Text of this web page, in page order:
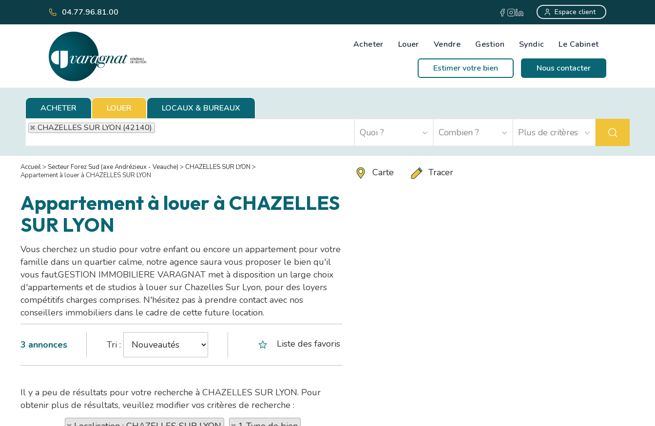
04.77.96.81.00
Estimer votre bien Nous contacter
Espace client
Acheter Louer Vendre Gestion Syndic Le Cabinet
ACHETER LOUER
LOCAUX & BUREAUX
CHAZELLES SUR LYON (42140)
Carte Tracer
Accueil> Secteur Forez Sud (axe Andrézieux - Veauche) > CHAZELLES SUR LYON >
Appartement à louer à CHAZELLES SUR LYON
Appartement à louer à CHAZELLES
SUR LYON
Vous cherchez un studio pour votre enfant ou encore un appartement pour votre
famille dans un quartier calme, notre agence saura vous proposer le bien qu'il
vous faut.GESTION IMMOBILIERE VARAGNAT met à disposition un large choix
d'appartements et de studios à louer sur Chazelles Sur Lyon, pour des loyers
compétitifs charges comprises. N'hésitez pas à prendre contact avec nos
conseillers immobiliers dans le cadre de cette future location.
3 annonces Tri : Liste des favoris
Il y a peu de résultats pour votre recherche à CHAZELLES SUR LYON. Pour
obtenir plus de résultats, veuillez modifier vos critères de recherche :